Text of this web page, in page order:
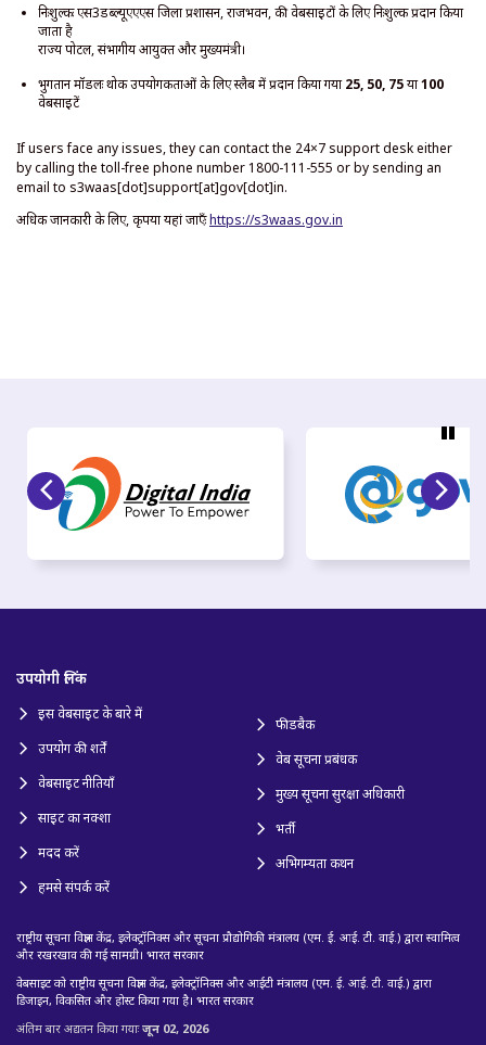
निःशुल्कः एस3डब्ल्यूएएएस जिला प्रशासन, राजभवन, की वेबसाइटों के लिए निःशुल्क प्रदान किया
जाता है
राज्य पोर्टल, संभागीय आयुक्त और मुख्यमंत्री।
भुगतान मॉडलः थोक उपयोगकर्ताओं के लिए स्लैब में प्रदान किया गया25, 50, 75या100
वेबसाइटें
If users face any issues, they can contact the 24×7 support desk either
by calling the toll-free phone number 1800-111-555 or by sending an
email to s3waas[dot]support[at]gov[dot]in.
अधिक जानकारी के लिए, कृपया यहां जाएँःhttps://s3waas.gov.in
उपयोगी लिंक
इस वेबसाइट के बारे में
उपयोग की शर्तें
वेबसाइट नीतियाँ
साइट का नक्शा
मदद करें
हमसे संपर्क करें
फीडबैक
वेब सूचना प्रबंधक
मुख्य सूचना सुरक्षा अधिकारी
भर्ती
अभिगम्यता कथन
राष्ट्रीय सूचना विज्ञान केंद्र, इलेक्ट्रॉनिक्स और सूचना प्रौद्योगिकी मंत्रालय (एम. ई. आई. टी. वाई.) द्वारा स्वामित्व
और रखरखाव की गई सामग्री। भारत सरकार
वेबसाइट को राष्ट्रीय सूचना विज्ञान केंद्र, इलेक्ट्रॉनिक्स और आईटी मंत्रालय (एम. ई. आई. टी. वाई.) द्वारा
डिजाइन, विकसित और होस्ट किया गया है। भारत सरकार
अंतिम बार अद्यतन किया गयाःजून 02, 2026